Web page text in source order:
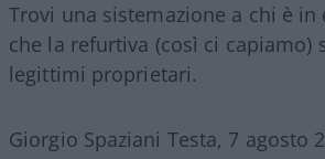
Trovi una sistemazione a chi è
che la refurtiva (così ci capiamo)
legittimi proprietari.
Giorgio Spaziani Testa, 7 agosto